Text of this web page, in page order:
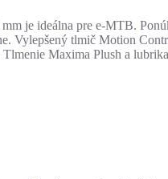
je ideálna pre e-MTB.
Vylepšený tlmič Motion
Maxima Plush a